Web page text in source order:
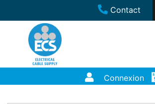
Contact
Connexion